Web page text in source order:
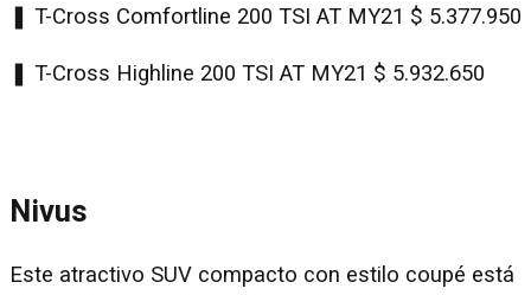
❚ T-Cross Comfortline 200 TSI AT MY21 $ 5.377.950
❚ T-Cross Highline 200 TSI AT MY21 $ 5.932.650
Nivus
Este atractivo SUV compacto con estilo coupé está